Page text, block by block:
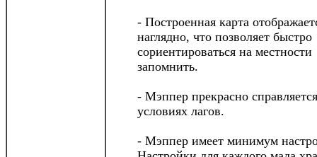
- Построенная карта
наглядно, что позволяет быстро
сориентироваться на местности
запомнить.
- Мэппер прекрасно
условиях лагов.
- Мэппер имеет минимум